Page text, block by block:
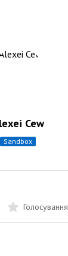
Cew
sandbox
Голосування